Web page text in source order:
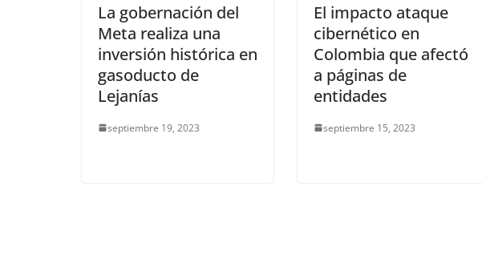
La gobernación del
Meta realiza una
inversión histórica en
gasoducto de
Lejanías
septiembre 19, 2023
El impacto ataque
cibernético en
Colombia que afectó
a páginas de
entidades
septiembre 15, 2023